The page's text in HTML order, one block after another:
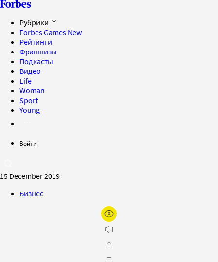
Рубрики
Forbes Games New
Рейтинги
Франшизы
Подкасты
Видео
Life
Woman
Sport
Young
Войти
15 December 2019
Бизнес